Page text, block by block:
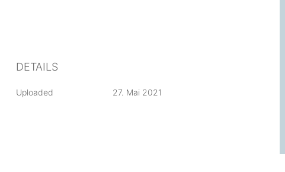
DETAILS
Uploaded 27. Mai 2021